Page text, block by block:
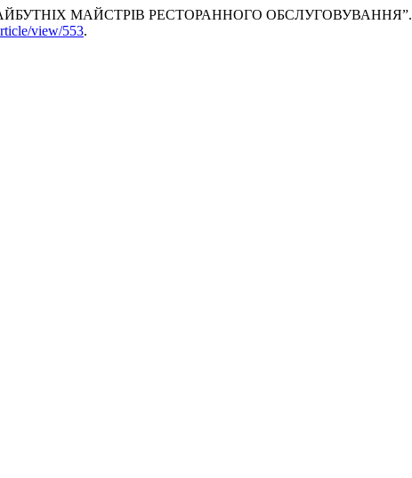
МАЙСТРІВ РЕСТОРАННОГО ОБСЛУГОВУВАННЯ”.
view/553.